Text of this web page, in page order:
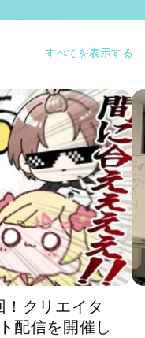
すべてを表示する
！クリエイタ
配信を開催し